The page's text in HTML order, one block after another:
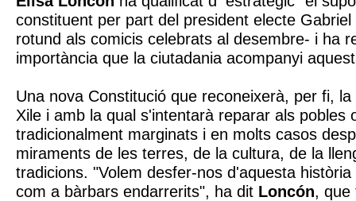
constituent per part del president electe
rotund als comicis celebrats al desembre- i ha
importància que la ciutadania acompanyi
Una nova Constitució que reconeixerà, per fi,
Xile i amb la qual s'intentarà reparar als pobles
tradicionalment marginats i en molts casos
miraments de les terres, de la cultura, de la
tradicions. "Volem desfer-nos d'aquesta història
com a bàrbars endarrerits", ha dit Loncón, que